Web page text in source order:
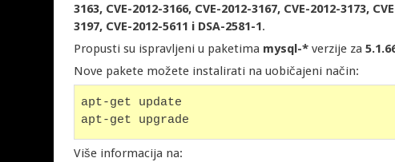
3163, CVE-2012-3166, CVE-2012-3167, CVE-2012-3173,
3197, CVE-2012-5611 i DSA-2581-1.
Propusti su ispravljeni u paketima mysql-* verzije za
Nove pakete možete instalirati na uobičajeni način:
apt-get update
apt-get upgrade
Više informacija na: